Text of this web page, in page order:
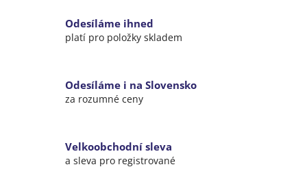
Odesíláme ihned
platí pro položky skladem
Odesíláme i na Slovensko
za rozumné ceny
Velkoobchodní sleva
a sleva pro registrované